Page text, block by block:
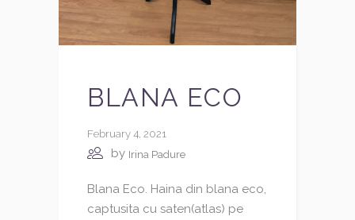
BLANA ECO
February 4, 2021
by Irina Padure
Blana Eco. Haina din blana eco,
captusita cu saten(atlas) pe